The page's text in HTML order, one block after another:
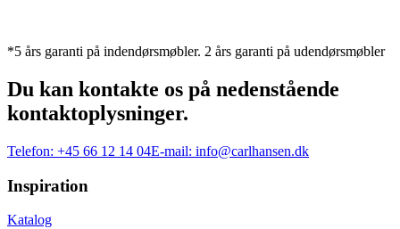
*5 års garanti på indendørsmøbler. 2 års garanti på udendørsmøbler
Du kan kontakte os på nedenstående
kontaktoplysninger.
Telefon: +45 66 12 14 04E-mail: info@carlhansen.dk
Inspiration
Katalog